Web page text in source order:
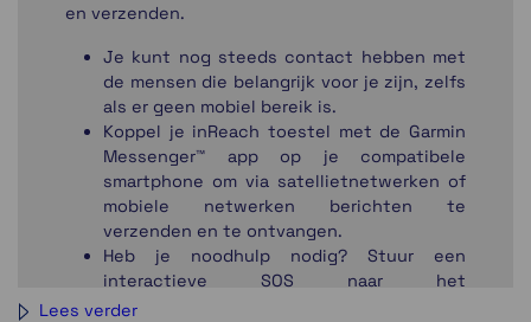
en verzenden.
Je kunt nog steeds contact hebben met
de mensen die belangrijk voor je zijn, zelfs
als er geen mobiel bereik is.
Koppel je inReach toestel met de Garmin
Messenger™ app op je compatibele
smartphone om via satellietnetwerken of
mobiele netwerken berichten te
verzenden en te ontvangen.
Heb je noodhulp nodig? Stuur een
interactieve SOS naar het
coördinatiecentrum.
Lees verder